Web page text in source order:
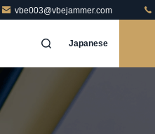
vbe003@vbejammer.com
Japanese